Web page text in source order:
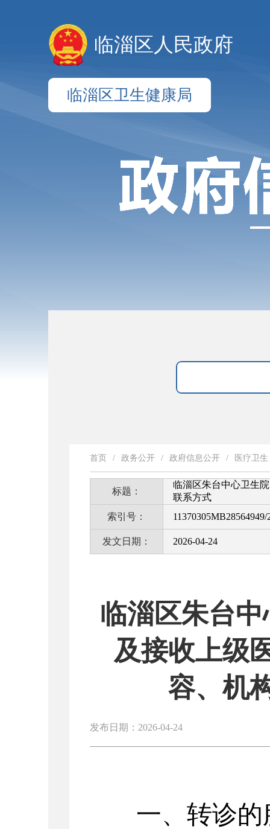
临淄区人民政府
临淄区卫生健康局
首页 / 政务公开 / 政府信息公开 / 医疗卫生
标题：
临淄区朱台中心卫生
联系方式
索引号：
11370305MB28564949/
发文日期： 2026-04-24
临淄区朱台
及接收上级
容、机
发布日期：2026-04-24
一、转诊